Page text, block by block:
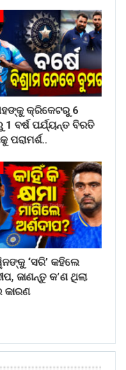
କ୍ରିକେଟରୁ 6
1 ବର୍ଷ ପର୍ଯ୍ୟନ୍ତ ବିରତି
ପରାମର୍ଶ..
‘ସରି’ କହିଲେ
ଜାଣନ୍ତୁ କ’ଣ ଥିଲା
କାରଣ